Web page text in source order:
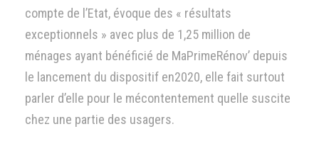
compte de l’Etat, évoque des « résultats
exceptionnels » avec plus de 1,25 million de
ménages ayant bénéficié de MaPrimeRénov’ depuis
le lancement du dispositif en2020, elle fait surtout
parler d’elle pour le mécontentement quelle suscite
chez une partie des usagers.